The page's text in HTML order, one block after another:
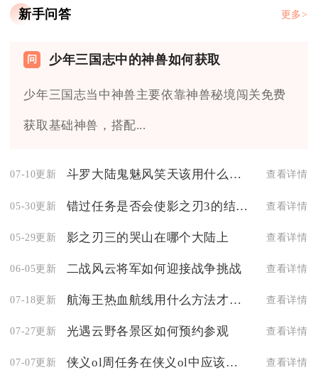
新手问答 更多>
少年三国志中的神兽如何获取
少年三国志当中神兽主要依靠神兽秘境闯关免费
获取基础神兽，搭配...
07-10更新 斗罗大陆鬼魅风笑天该用什么阵容 查看详情
05-30更新 错过任务是否会使影之刃3的结局变得不完整 查看详情
05-29更新 影之刃三的哭山在哪个大陆上 查看详情
06-05更新 二战风云将军如何迎接战争挑战 查看详情
07-18更新 航海王热血航线用什么方法才能找到艾斯 查看详情
07-27更新 光遇云野各景区如何预约参观 查看详情
07-07更新 侠义ol周任务在侠义ol中应该如何处理 查看详情